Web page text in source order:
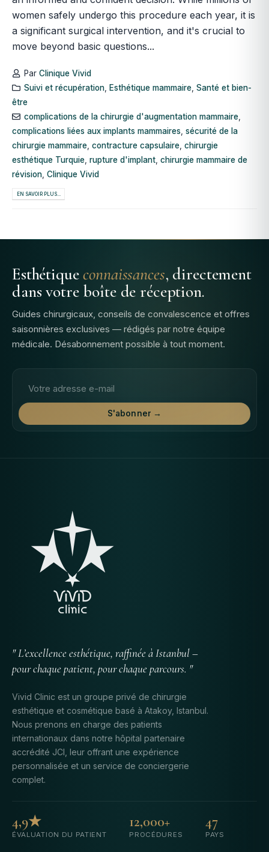
women safely undergo this procedure each year, it is
a significant surgical intervention, and it's crucial to
move beyond basic questions...
Par Clinique Vivid
Suivi et récupération, Esthétique mammaire, Santé et bien-
être
complications de la chirurgie d'augmentation mammaire,
complications liées aux implants mammaires sécurité de la
chirurgie mammaire contracture capsulaire chirurgie
esthétique Turquie rupture d'implant chirurgie mammaire de
révision Clinique Vivid
EN SAVOIR PLUS...
Esthétiqueconnaissances, directement
dans votre boîte de réception.
Guides chirurgicaux, conseils de convalescence et offres
saisonnières exclusives — rédigés par notre équipe
médicale. Désabonnement possible à tout moment.
S'abonner →
" L’excellence esthétique, raffinée à Istanbul –
pour chaque patient, pour chaque parcours. "
Vivid Clinic est un groupe privé de chirurgie
esthétique et cosmétique basé à Atakoy, Istanbul.
Nous prenons en charge des patients
internationaux dans notre hôpital partenaire
accrédité JCI, leur offrant une expérience
personnalisée et un service de conciergerie
complet.
4,9★
ÉVALUATION DU PATIENT
12,000+
PROCÉDURES
47
PAYS